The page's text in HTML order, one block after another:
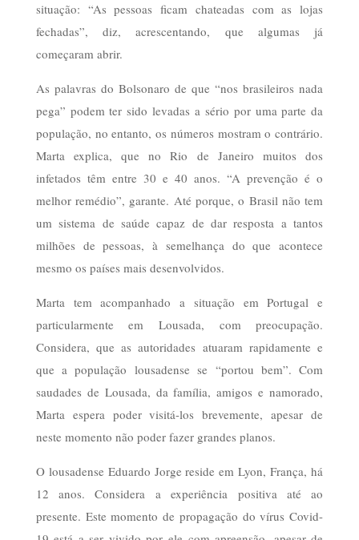
situação: “As pessoas ficam chateadas com as lojas
fechadas”, diz, acrescentando, que algumas já
começaram abrir.
As palavras do Bolsonaro de que “nos brasileiros nada
pega” podem ter sido levadas a sério por uma parte da
população, no entanto, os números mostram o contrário.
Marta explica, que no Rio de Janeiro muitos dos
infetados têm entre 30 e 40 anos. “A prevenção é o
melhor remédio”, garante. Até porque, o Brasil não tem
um sistema de saúde capaz de dar resposta a tantos
milhões de pessoas, à semelhança do que acontece
mesmo os países mais desenvolvidos.
Marta tem acompanhado a situação em Portugal e
particularmente em Lousada, com preocupação.
Considera, que as autoridades atuaram rapidamente e
que a população lousadense se “portou bem”. Com
saudades de Lousada, da família, amigos e namorado,
Marta espera poder visitá-los brevemente, apesar de
neste momento não poder fazer grandes planos.
O lousadense Eduardo Jorge reside em Lyon, França, há
12 anos. Considera a experiência positiva até ao
presente. Este momento de propagação do vírus Covid-